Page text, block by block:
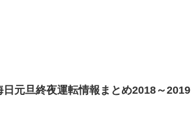
日元旦終夜運転情報まとめ2018～2019